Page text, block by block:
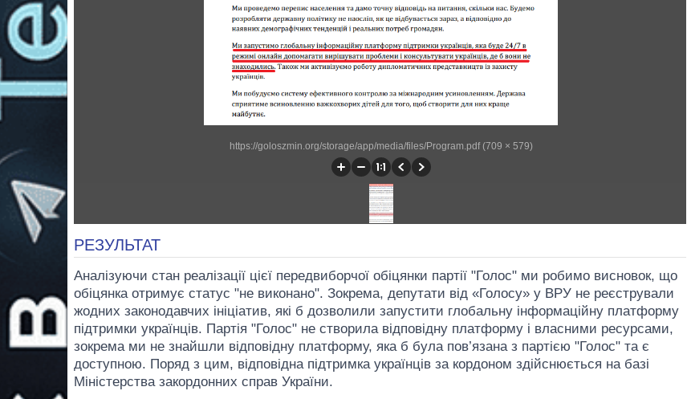
https://goloszmin.org/storage/app/media/files/Program.pdf (709 × 579)
РЕЗУЛЬТАТ
Аналізуючи стан реалізації цієї передвиборчої обіцянки партії "Голос" ми робимо висновок, що
обіцянка отримує статус "не виконано". Зокрема, депутати від «Голосу» у ВРУ не реєстрували
жодних законодавчих ініціатив, які б дозволили запустити глобальну інформаційну платформу
підтримки українців. Партія "Голос" не створила відповідну платформу і власними ресурсами,
зокрема ми не знайшли відповідну платформу, яка б була пов’язана з партією "Голос" та є
доступною. Поряд з цим, відповідна підтримка українців за кордоном здійснюється на базі
Міністерства закордонних справ України.